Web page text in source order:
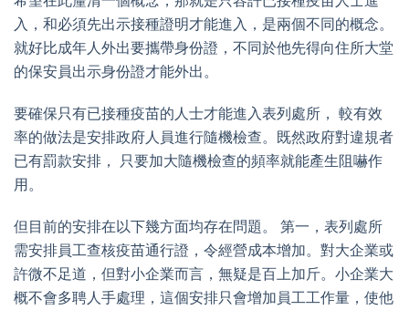
入，和必須先出示接種證明才能進入，是兩個不同的概念。
就好比成年人外出要攜帶身份證，不同於他先得向住所大堂
的保安員出示身份證才能外出。
要確保只有已接種疫苗的人士才能進入表列處所， 較有效
率的做法是安排政府人員進行隨機檢查。既然政府對違規者
已有罰款安排， 只要加大隨機檢查的頻率就能產生阻嚇作
用。
但目前的安排在以下幾方面均存在問題。 第一，表列處所
需安排員工查核疫苗通行證，令經營成本增加。對大企業或
許微不足道，但對小企業而言，無疑是百上加斤。小企業大
概不會多聘人手處理，這個安排只會增加員工工作量，使他